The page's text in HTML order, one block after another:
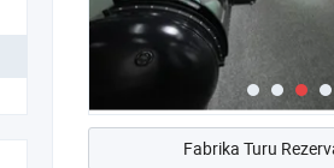
Fabrika Turu